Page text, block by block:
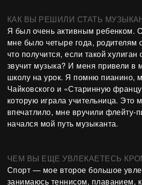
КАК ВЫ РЕШИЛИ СТАТЬ
Я был очень активным ребенком.
мне было четыре года, родителям
что получится, если такой хулиган
звучит музыка? И меня привели в
школу на урок. Я помню пианино,
Чайковского и «Старинную
которую играла учительница. Это
впечатлило, мне вручили флейту-
начался мой путь музыканта.
ЧЕМ ВЫ ЕЩЕ УВЛЕКАЕТЕСЬ
Спорт — мое второе большое
занимаюсь теннисом, плаванием,